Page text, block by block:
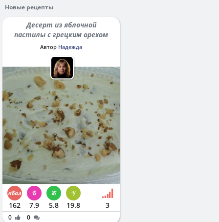
Новые рецепты
Десерт из яблочной
пастилы с грецким орехом
Автор Надежда
162 7.9 5.8 19.8 3
0 0